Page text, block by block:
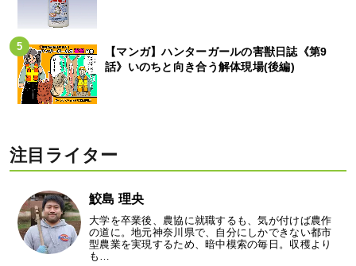
【マンガ】ハンターガールの害獣日誌《第9
話》いのちと向き合う解体現場(後編)
注目ライター
鮫島 理央
大学を卒業後、農協に就職するも、気が付けば農作
の道に。地元神奈川県で、自分にしかできない都市
型農業を実現するため、暗中模索の毎日。収穫より
も…